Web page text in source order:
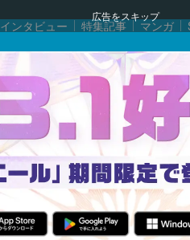
広告をスキップ
インタビュー 特集記事 マンガ